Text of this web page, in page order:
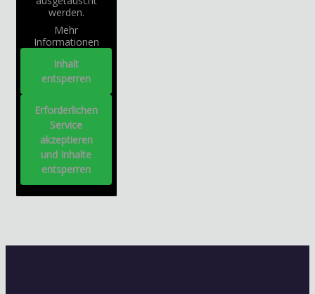
werden.
Mehr
Informationen
Inhalt
entsperren
Erforderlichen
Service
akzeptieren
und Inhalte
entsperren